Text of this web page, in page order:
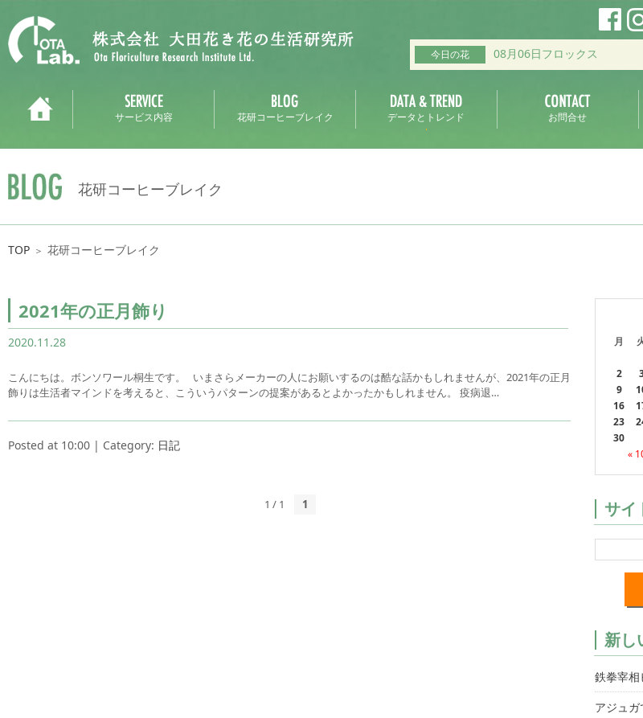
今日の花 08月06日フロックス
サービス内容 花研コーヒーブレイク データとトレンド お問合せ
花研コーヒーブレイク
TOP ＞ 花研コーヒーブレイク
2021年の正月飾り
2020.11.28
こんにちは。ボンソワール桐生です。 いまさらメーカーの人にお願いするのは酷な話かもしれませんが、2021年の正月
飾りは生活者マインドを考えると、こういうパターンの提案があるとよかったかもしれません。 疫病退…
Posted at 10:00 | Category: 日記
1 / 1 1
月
«
2
9
16
23
30
サイ
新し
鉄拳宰相
アジュ